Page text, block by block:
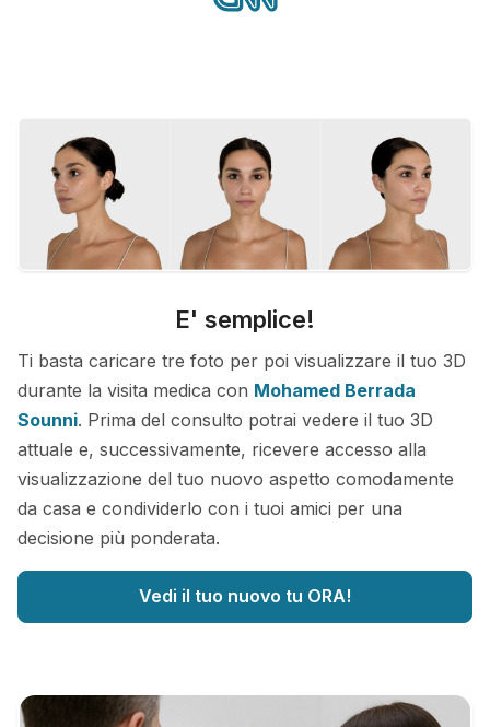
E' semplice!
Ti basta caricare tre foto per poi visualizzare il tuo 3D
durante la visita medica con Mohamed Berrada
Sounni. Prima del consulto potrai vedere il tuo 3D
attuale e, successivamente, ricevere accesso alla
visualizzazione del tuo nuovo aspetto comodamente
da casa e condividerlo con i tuoi amici per una
decisione più ponderata.
Vedi il tuo nuovo tu ORA!